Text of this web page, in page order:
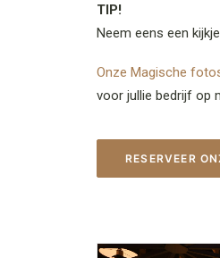
TIP!
Neem eens een
Onze Magische
voor jullie bedrijf op
RESERVEER